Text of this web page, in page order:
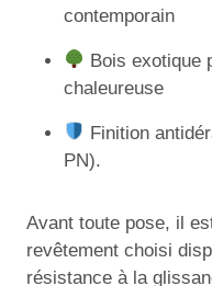
contemporain
Bois exotique
chaleureuse
Finition
PN).
Avant toute pose, il
revêtement choisi
résistance à la